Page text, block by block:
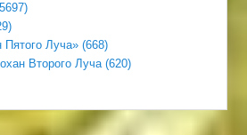
Луча» (668)
Второго Луча (620)